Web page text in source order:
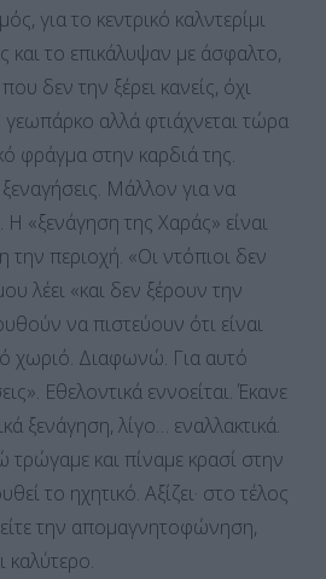
για το κεντρικό καλντερίμι
και το επικάλυψαν με άσφαλτο,
δεν την ξέρει κανείς, όχι
αλλά φτιάχνεται τώρα
φράγμα στην καρδιά της.
Μάλλον για να
«ξενάγηση της Χαράς» είναι
περιοχή. «Οι ντόπιοι δεν
λέει «και δεν ξέρουν την
να πιστεύουν ότι είναι
χωριό. Διαφωνώ. Για αυτό
Εθελοντικά εννοείται. Έκανε
ξενάγηση, λίγο… εναλλακτικά.
και πίναμε κρασί στην
το ηχητικό. Αξίζει· στο τέλος
την απομαγνητοφώνηση,
καλύτερο.